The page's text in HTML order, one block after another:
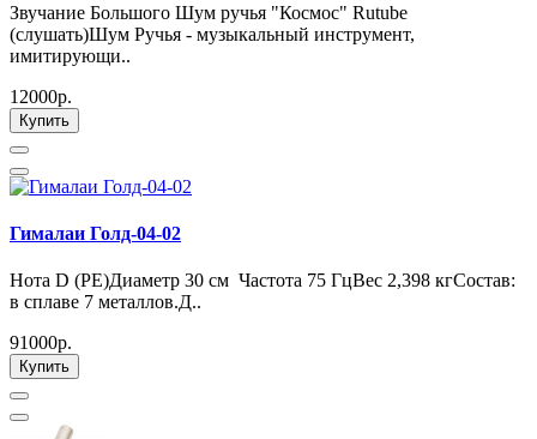
Звучание Большого Шум ручья "Космос" Rutube
(слушать)Шум Ручья - музыкальный инструмент,
имитирующи..
12000р.
Купить
Гималаи Голд-04-02
Нота D (РЕ)Диаметр 30 см Частота 75 ГцВес 2,398 кгСостав:
в сплаве 7 металлов.Д..
91000р.
Купить